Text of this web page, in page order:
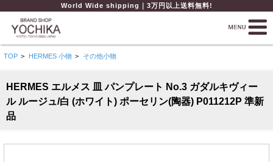
World Wide shipping｜3万円以上送料無料!
TOP > HERMES 小物 > その他小物
HERMES エルメス 皿 パンプレート No.3 ガダルキヴィー
ル ルージュ/白 (ホワイト) ポーセリン(陶器) P011212P 準新
品